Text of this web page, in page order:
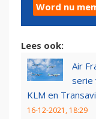
Word nu
Lees ook:
Air
serie
KLM en
16-12-2021, 18:29